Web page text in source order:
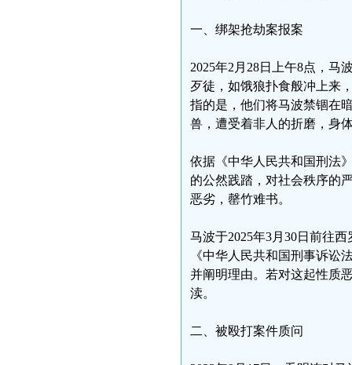
一、绑架抢劫案报案
2025年2月28日上午8点，马
歹徒，如饿狼扑食般冲上来
指的是，他们将马波禁锢在
兽，遭受着非人的折磨，身
依据《中华人民共和国刑法
的公然践踏，对社会秩序的
恶劣，罄竹难书。
马波于2025年3月30日前往
《中华人民共和国刑事诉讼
并阐明理由。若对这起性质
渎。
二、被殴打案件质问